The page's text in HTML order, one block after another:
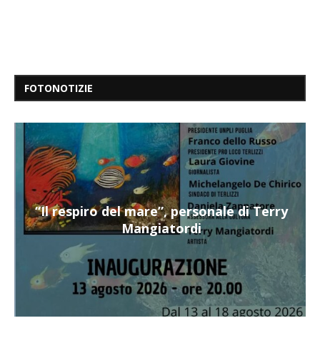
FOTONOTIZIE
“Il respiro del mare”, personale di Terry
Mangiatordi